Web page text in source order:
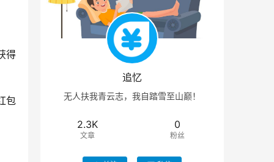
得
包
追忆
无人扶我青云志，我自踏雪至山巅！
2.3K
文章
0
粉丝